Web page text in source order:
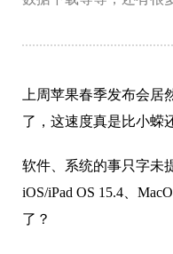
上周苹果春季发布会
了，这速度真是比小蝾
软件、系统的事只字未
iOS/iPad OS 15.4、
了？